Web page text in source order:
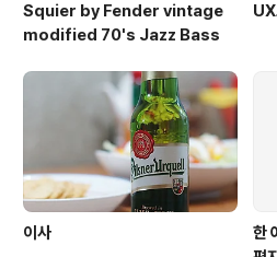
Squier by Fender vintage
modified 70's Jazz Bass
이사
한